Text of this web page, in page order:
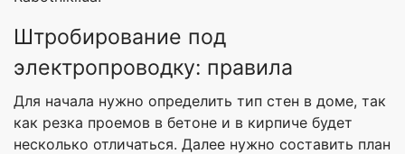
Штробирование под
электропроводку: правила
Для начала нужно определить тип стен в доме, так
как резка проемов в бетоне и в кирпиче будет
несколько отличаться. Далее нужно составить план